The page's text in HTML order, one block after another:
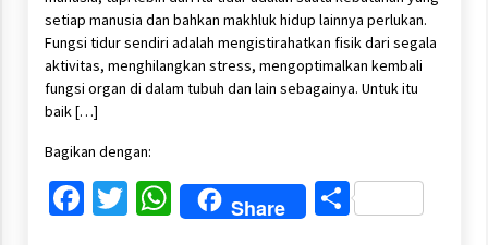
setiap manusia dan bahkan makhluk hidup lainnya perlukan.
Fungsi tidur sendiri adalah mengistirahatkan fisik dari segala
aktivitas, menghilangkan stress, mengoptimalkan kembali
fungsi organ di dalam tubuh dan lain sebagainya. Untuk itu
baik […]
Bagikan dengan:
Facebook
Twitter
WhatsApp
Share Share